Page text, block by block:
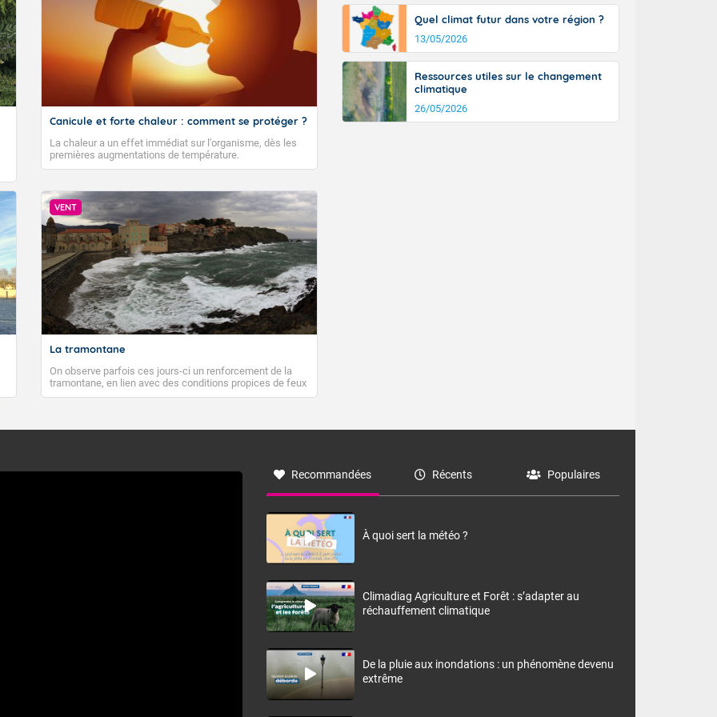
Fermer
Canicule et forte chaleur : comment se protéger ?
La chaleur a un effet immédiat sur l’organisme, dès les
premières augmentations de température.
VENT
La tramontane
On observe parfois ces jours-ci un renforcement de la
tramontane, en lien avec des conditions propices de feux
de forêt. Mais qu'est-ce que la tramontane ? Quelles sont
à nord-ouest, dans un secteur qui part du Roussillon à la
monts, en allusion aux régions montagneuses d’où
Quel climat futur dans votre région ?
13/05/2026
Ressources utiles sur le changement
climatique
26/05/2026
Recommandées Récents Populaires
À quoi sert la météo ?
Climadiag Agriculture et Forêt : s’adapter au
réchauffement climatique
De la pluie aux inondations : un phénomène devenu
extrême